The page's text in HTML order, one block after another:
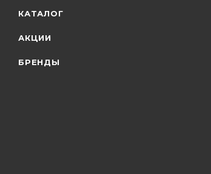
КАТАЛОГ
АКЦИИ
БРЕНДЫ